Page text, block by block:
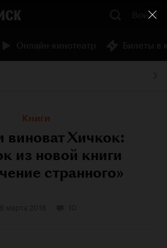
Войти
Книги
виноват Хичкок:
из новой книги
странного»